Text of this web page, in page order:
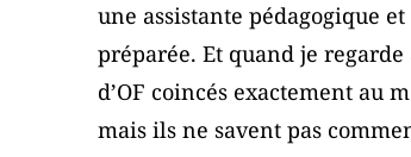
une assistante pédagogique
préparée. Et quand je
d’OF coincés exactement au
mais ils ne savent pas